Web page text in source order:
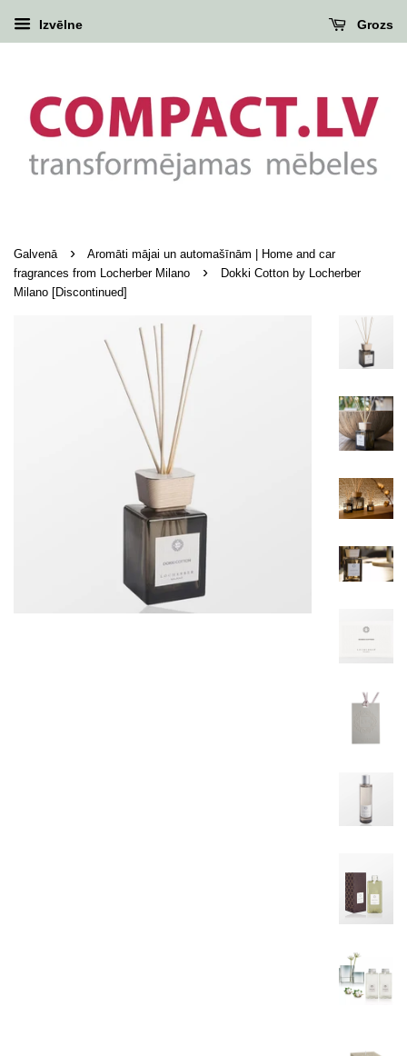
Izvēlne Grozs
Galvenā ›
Aromāti mājai un automašīnām | Home and car
fragrances from Locherber Milano
›
Dokki Cotton by Locherber
Milano [Discontinued]